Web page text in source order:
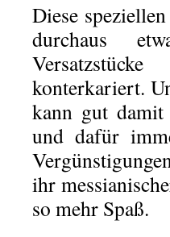
Diese
durchaus
konterkariert.
kann gut
und dafür
ihr
so mehr Spaß.